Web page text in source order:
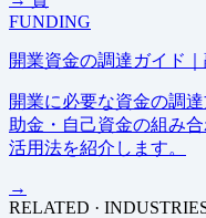
FUNDING
開業資金の調達ガイド
開業に必要な資金の調
助金・自己資金の組み
活用法を紹介します。
→
RELATED ·